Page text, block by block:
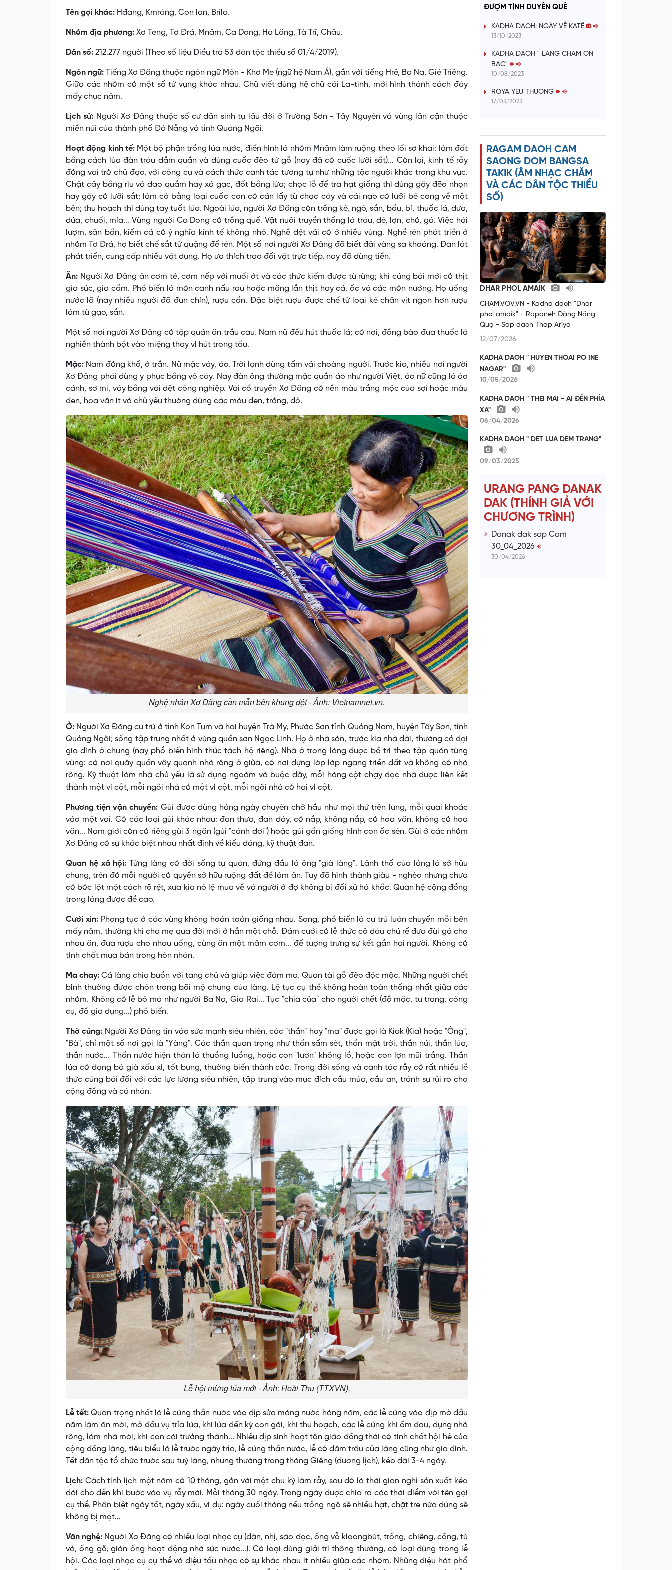
Tên gọi khác: Hđang, Kmrâng, Con lan, Brila.
Nhóm địa phương: Xơ Teng, Tơ Ðrá, Mnâm, Ca Dong, Ha Lăng, Tà Trĩ, Châu.
Dân số: 212.277 người (Theo số liệu Điều tra 53 dân tộc thiểu số 01/4/2019).
Ngôn ngữ: Tiếng Xơ Ðăng thuộc ngôn ngữ Môn - Khơ Me (ngữ hệ Nam Á), gần với tiếng Hrê, Ba Na, Gié Triêng.
Giữa các nhóm có một số từ vựng khác nhau. Chữ viết dùng hệ chữ cái La-tinh, mới hình thành cách đây
mấy chục năm.
Lịch sử: Người Xơ Ðăng thuộc số cư dân sinh tụ lâu đời ở Trường Sơn - Tây Nguyên và vùng lân cận thuộc
miền núi của thành phố Đà Nẵng và tỉnh Quảng Ngãi.
Hoạt động kinh tế: Một bộ phận trồng lúa nước, điển hình là nhóm Mnâm làm ruộng theo lối sơ khai: làm đất
bằng cách lùa đàn trâu dẫm quần và dùng cuốc đẽo từ gỗ (nay đã có cuốc lưỡi sắt)... Còn lại, kinh tế rẫy
đóng vai trò chủ đạo, với công cụ và cách thức canh tác tương tự như những tộc người khác trong khu vực.
Chặt cây bằng rìu và dao quắm hay xà gạc, đốt bằng lửa; chọc lỗ để tra hạt giống thì dùng gậy đẽo nhọn
hay gậy có lưỡi sắt; làm cỏ bằng loại cuốc con có cán lấy từ chạc cây và cái nạo có lưỡi bẻ cong về một
bên; thu hoạch thì dùng tay tuốt lúa. Ngoài lúa, người Xơ Ðăng còn trồng kê, ngô, sắn, bầu, bí, thuốc lá, dưa,
dứa, chuối, mía... Vùng người Ca Dong có trồng quế. Vật nuôi truyền thống là trâu, dê, lợn, chó, gà. Việc hái
lượm, săn bắn, kiếm cá có ý nghĩa kinh tế không nhỏ. Nghề dệt vải có ở nhiều vùng. Nghề rèn phát triển ở
nhóm Tơ Ðrá, họ biết chế sắt từ quặng để rèn. Một số nơi người Xơ Ðăng đã biết đãi vàng sa khoáng. Ðan lát
phát triển, cung cấp nhiều vật dụng. Họ ưa thích trao đổi vật trực tiếp, nay đã dùng tiền.
Ăn: Người Xơ Ðăng ăn cơm tẻ, cơm nếp với muối ớt và các thức kiếm được từ rừng; khi cúng bái mới có thịt
gia súc, gia cầm. Phổ biến là món canh nấu rau hoặc măng lẫn thịt hay cá, ốc và các món nướng. Họ uống
nước lã (nay nhiều người đã đun chín), rượu cần. Ðặc biệt rượu được chế từ loại kê chân vịt ngon hơn rượu
làm từ gạo, sắn.
Một số nơi người Xơ Ðăng có tập quán ăn trầu cau. Nam nữ đều hút thuốc lá; có nơi, đồng bào đưa thuốc lá
nghiền thành bột vào miệng thay vì hút trong tẩu.
Mặc: Nam đóng khố, ở trần. Nữ mặc váy, áo. Trời lạnh dùng tấm vải choàng người. Trước kia, nhiều nơi người
Xơ Ðăng phải dùng y phục bằng vỏ cây. Nay đàn ông thường mặc quần áo như người Việt, áo nữ cũng là áo
cánh, sơ mi, váy bằng vải dệt công nghiệp. Vải cổ truyền Xơ Ðăng có nền màu trắng mộc của sợi hoặc màu
đen, hoa văn ít và chủ yếu thường dùng các màu đen, trắng, đỏ.
Nghệ nhân Xơ Đăng cần mẫn bên khung dệt - Ảnh: Vietnamnet.vn.
Ở: Người Xơ Ðăng cư trú ở tỉnh Kon Tum và hai huyện Trà My, Phước Sơn tỉnh Quảng Nam, huyện Tây Sơn, tỉnh
Quảng Ngãi; sống tập trung nhất ở vùng quần sơn Ngọc Linh. Họ ở nhà sàn, trước kia nhà dài, thường cả đại
gia đình ở chung (nay phổ biến hình thức tách hộ riêng). Nhà ở trong làng được bố trí theo tập quán từng
vùng: có nơi quây quần vây quanh nhà rông ở giữa, có nơi dựng lớp lớp ngang triền đất và không có nhà
rông. Kỹ thuật làm nhà chủ yếu là sử dụng ngoàm và buộc dây, mỗi hàng cột chạy dọc nhà được liên kết
thành một vì cột, mỗi ngôi nhà có một vì cột, mỗi ngôi nhà có hai vì cột.
Phương tiện vận chuyển: Gùi được dùng hàng ngày chuyên chở hầu như mọi thứ trên lưng, mỗi quai khoác
vào một vai. Có các loại gùi khác nhau: đan thưa, đan dày, có nắp, không nắp, có hoa văn, không có hoa
văn... Nam giới còn có riêng gùi 3 ngăn (gùi "cánh dơi") hoặc gùi gần giống hình con ốc sên. Gùi ở các nhóm
Xơ Ðăng có sự khác biệt nhau nhất định về kiểu dáng, kỹ thuật đan.
Quan hệ xã hội:Từng làng có đời sống tự quản, đứng đầu là ông "già làng". Lãnh thổ của làng là sở hữu
chung, trên đó mỗi người có quyền sở hữu ruộng đất để làm ăn. Tuy đã hình thành giàu - nghèo nhưng chưa
có bóc lột một cách rõ rệt, xưa kia nô lệ mua về và người ở đợ không bị đối xử hà khắc. Quan hệ cộng đồng
trong làng được đề cao.
Cưới xin: Phong tục ở các vùng không hoàn toàn giống nhau. Song, phổ biến là cư trú luân chuyển mỗi bên
mấy năm, thường khi cha mẹ qua đời mới ở hẳn một chỗ. Ðám cưới có lễ thức cô dâu chú rể đưa đùi gà cho
nhau ăn, đưa rượu cho nhau uống, cùng ăn một mâm cơm... để tượng trưng sự kết gắn hai người. Không có
tính chất mua bán trong hôn nhân.
Ma chay:Cả làng chia buồn với tang chủ và giúp việc đám ma. Quan tài gỗ đẽo độc mộc. Những người chết
bình thường được chôn trong bãi mộ chung của làng. Lệ tục cụ thể không hoàn toàn thống nhất giữa các
nhóm. Không có lễ bỏ mả như người Ba Na, Gia Rai... Tục "chia của" cho người chết (đồ mặc, tư trang, công
cụ, đồ gia dụng...) phổ biến.
Thờ cúng: Người Xơ Ðăng tin vào sức mạnh siêu nhiên, các "thần" hay "ma" được gọi là Kiak (Kia) hoặc "Ông",
"Bà", chỉ một số nơi gọi là "Yàng". Các thần quan trọng như thần sấm sét, thần mặt trời, thần núi, thần lúa,
thần nước... Thần nước hiện thân là thuồng luồng, hoặc con "lươn" khổng lồ, hoặc con lợn mũi trắng. Thần
lúa có dạng bà già xấu xí, tốt bụng, thường biến thành cóc. Trong đời sống và canh tác rẫy có rất nhiều lễ
thức cúng bái đối với các lực lượng siêu nhiên, tập trung vào mục đích cầu mùa, cầu an, tránh sự rủi ro cho
cộng đồng và cá nhân.
Lễ hội mừng lúa mới - Ảnh: Hoài Thu (TTXVN).
Lễ tết:Quan trọng nhất là lễ cúng thần nước vào dịp sửa máng nước hàng năm, các lễ cúng vào dịp mở đầu
năm làm ăn mới, mở đầu vụ trỉa lúa, khi lúa đến kỳ con gái, khi thu hoạch, các lễ cúng khi ốm đau, dựng nhà
rông, làm nhà mới, khi con cái trưởng thành... Nhiều dịp sinh hoạt tôn giáo đồng thời có tính chất hội hè của
cộng đồng làng, tiêu biểu là lễ trước ngày trỉa, lễ cúng thần nước, lễ có đâm trâu của làng cũng như gia đình.
Tết dân tộc tổ chức trước sau tuỳ làng, nhưng thường trong tháng Giêng (dương lịch), kéo dài 3-4 ngày.
Lịch: Cách tính lịch một năm có 10 tháng, gắn với một chu kỳ làm rẫy, sau đó là thời gian nghỉ sản xuất kéo
dài cho đến khi bước vào vụ rẫy mới. Mỗi tháng 30 ngày. Trong ngày được chia ra các thời điểm với tên gọi
cụ thể. Phân biệt ngày tốt, ngày xấu, ví dụ: ngày cuối tháng nếu trồng ngô sẽ nhiều hạt, chặt tre nứa dùng sẽ
không bị mọt...
Văn nghệ: Người Xơ Ðăng có nhiều loại nhạc cụ (đàn, nhị, sáo dọc, ống vỗ kloongbút, trống, chiêng, cồng, tù
và, ống gõ, giàn ống hoạt động nhờ sức nước...). Có loại dùng giải trí thông thường, có loại dùng trong lễ
hội. Các loại nhạc cụ cụ thể và điệu tấu nhạc có sự khác nhau ít nhiều giữa các nhóm. Những điệu hát phổ
a
y
V
d
o
ĐƯỢM TÌNH DUYÊN QUÊ
KADHA DAOH: NGÀY VỀ KATÊ
13/10/2023
KADHA DAOH " LANG CHAM ON
BAC"
10/08/2023
ROYA YEU THUONG
17/03/2023
RAGAM DAOH CAM
SAONG DOM BANGSA
TAKIK (ÂM NHẠC CHĂM
VÀ CÁC DÂN TỘC THIỂU
SỐ)
DHAR PHOL AMAIK
CHAM.VOV.VN - Kadha daoh "Dhar
phol amaik" - Rapaneh Đàng Năng
Quạ - Sap daoh Thap Ariya
12/07/2026
KADHA DAOH " HUYEN THOAI PO INE
NAGAR"
10/05/2026
KADHA DAOH " THEI MAI - AI ĐỀN PHÍA
XA"
06/04/2026
KADHA DAOH " DET LUA DEM TRANG"
09/03/2025
URANG PANG DANAK
DAK (THÍNH GIẢ VỚI
CHƯƠNG TRÌNH)
Danak dak sap Cam
30_04_2026
30/04/2026